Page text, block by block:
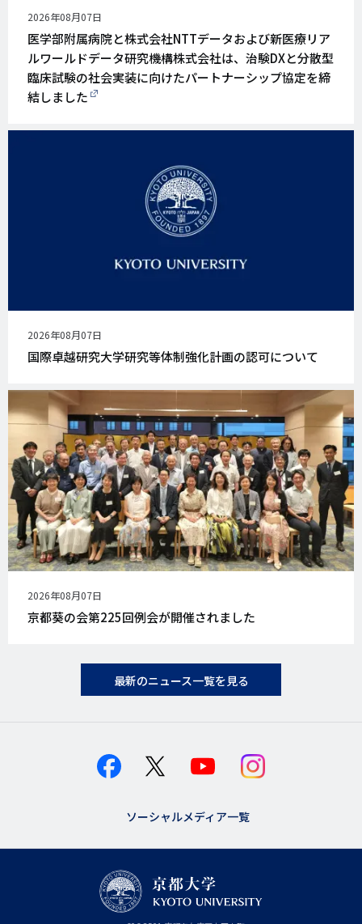
公
開
日
2026年08月07日
医学部附属病院と株式会社NTTデータおよび新医療リア
ルワールドデータ研究機構株式会社は、治験DXと分散型
臨床試験の社会実装に向けたパートナーシップ協定を締
結しました
公
開
日
2026年08月07日
国際卓越研究大学研究等体制強化計画の認可について
公
開
日
2026年08月07日
京都葵の会第225回例会が開催されました
最新のニュース一覧を見る
ソーシャルメディア一覧